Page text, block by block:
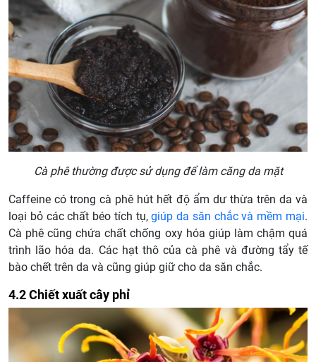
Cà phê thường được sử dụng để làm căng da mặt
Caffeine có trong cà phê hút hết độ ẩm dư thừa trên da và
loại bỏ các chất béo tích tụ,giúp da săn chắc và mềm mại.
Cà phê cũng chứa chất chống oxy hóa giúp làm chậm quá
trình lão hóa da. Các hạt thô của cà phê và đường tẩy tế
bào chết trên da và cũng giúp giữ cho da săn chắc.
4.2 Chiết xuất cây phỉ